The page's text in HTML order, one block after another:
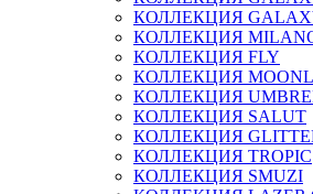
КОЛЛЕКЦИЯ
КОЛЛЕКЦИЯ
КОЛЛЕКЦИЯ FLY
КОЛЛЕКЦИЯ
КОЛЛЕКЦИЯ
КОЛЛЕКЦИЯ SALUT
КОЛЛЕКЦИЯ
КОЛЛЕКЦИЯ TROPIC
КОЛЛЕКЦИЯ SMUZI